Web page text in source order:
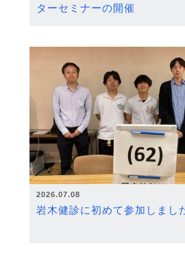
ターセミナーの開催
2026.07.08
岩木健診に初めて参加しまし